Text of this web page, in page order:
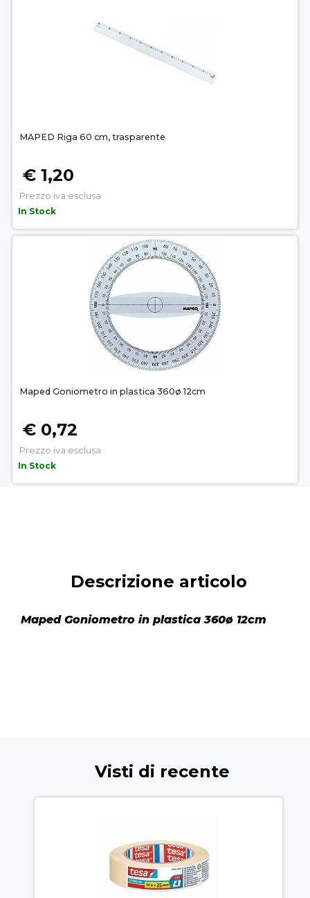
MAPED Riga 60 cm, trasparente
€ 1,20
Prezzo iva esclusa
In Stock
Maped Goniometro in plastica 360ø 12cm
€ 0,72
Prezzo iva esclusa
In Stock
Descrizione articolo
Maped Goniometro in plastica 360ø 12cm
Visti di recente